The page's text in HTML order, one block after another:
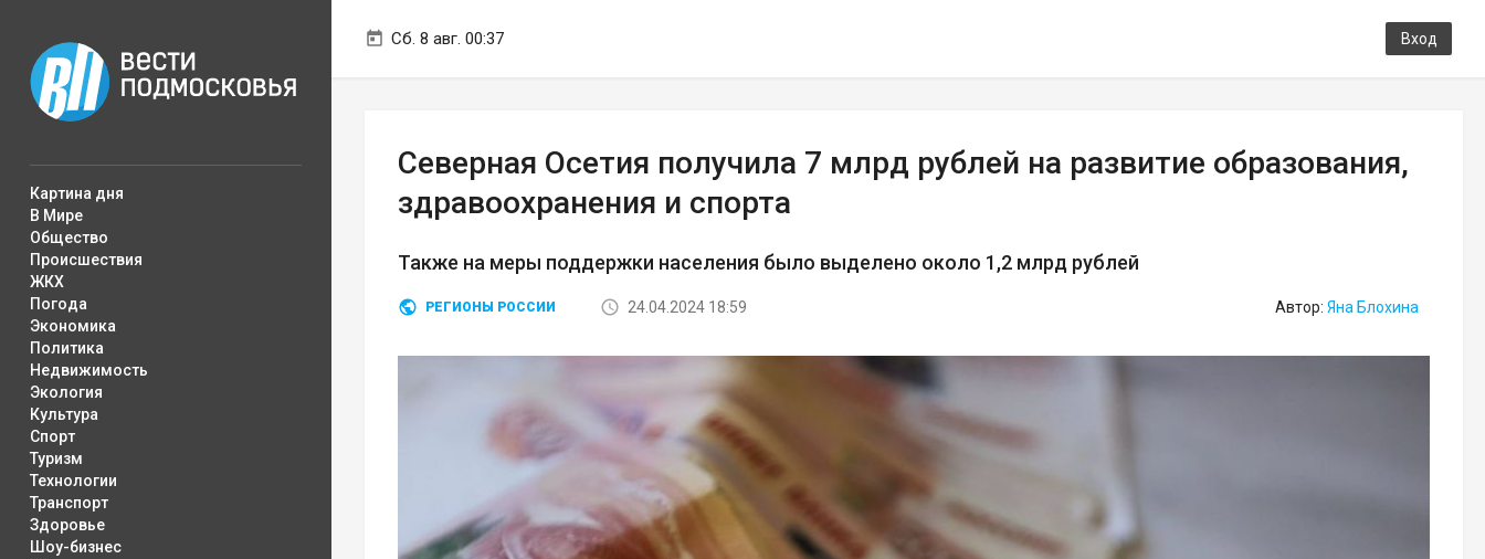
Сб. 8 авг. 00:37 Вход
Картина дня
В Мире
Общество
Происшествия
ЖКХ
Погода
Экономика
Политика
Недвижимость
Экология
Культура
Спорт
Туризм
Технологии
Транспорт
Здоровье
Шоу-бизнес
Северная Осетия получила 7 млрд рублей на развитие образования,
здравоохранения и спорта
Также на меры поддержки населения было выделено около 1,2 млрд рублей
РЕГИОНЫ РОССИИ 24.04.2024 18:59 Автор: Яна Блохина